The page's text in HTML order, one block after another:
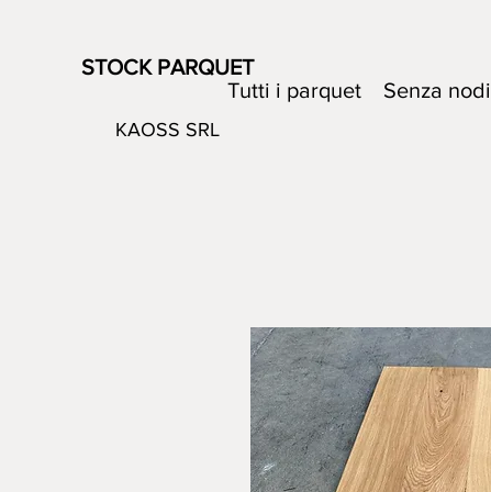
Tutti i parquet Senza nodi
STOCK PARQUET
KAOSS SRL